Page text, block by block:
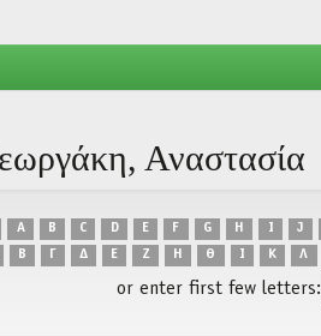
Αναστασία
A B C D E F G H I J
Β Γ Δ Ε Ζ Η Θ Ι Κ Λ
or enter first few letters: